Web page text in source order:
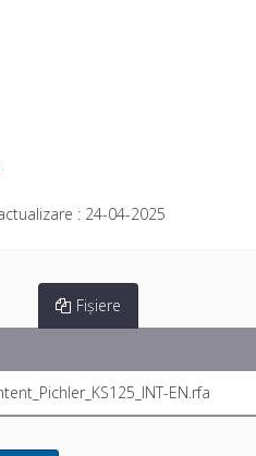
: 24-04-2025
Fișiere
EN.rfa